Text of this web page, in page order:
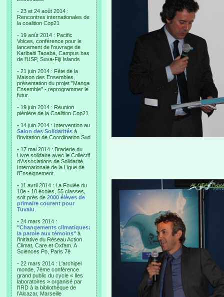
- 23 et 24 août 2014 :
Rencontres internationales de
la coalition Cop21
- 19 août 2014 : Pacific
Voices, conférence pour le
lancement de l'ouvrage de
Karibaiti Taoaba, Campus bas
de l'USP, Suva-Fiji Islands
- 21 juin 2014 : Fête de la
Maison des Ensembles,
présentation du projet "Manga
Ensemble" - reprogrammer le
futur.
- 19 juin 2014 : Réunion
plénière de la Coalition Cop21
- 14 juin 2014 : Intervention au
Salon des Solidarités à
l'invitation de Coordination Sud
- 17 mai 2014 : Braderie du
Livre solidaire avec le Collectif
d'Associations de Solidarité
Internationale de la Ligue de
l'Enseignement.
- 11 avril 2014 : La Foulée du
10e - 10 écoles, 55 classes,
soit près de 2000 élèves de
primaire courent pour
Tuvalu
- 24 mars 2014 :
"Changements climatiques:
la parole aux témoins" à
l'initiative du Réseau Action
Climat, Care et Oxfam. A
Sciences Po, Paris 7è
- 22 mars 2014 : L'archipel
monde, 7ème conférence
grand public du cycle « Iles
laboratoires » organisé par
l'IRD à la bibliothèque de
l’Alcazar, Marseille